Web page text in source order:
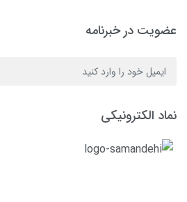
عضویت در خبرنامه
نماد الکترونیکی